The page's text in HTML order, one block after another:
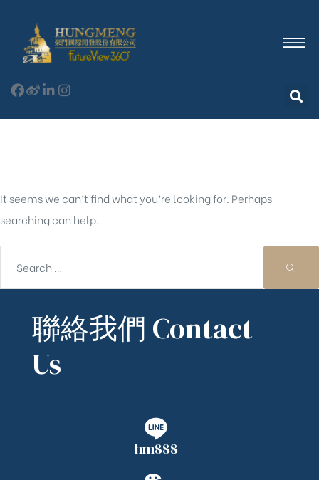
It seems we can’t find what you’re looking for. Perhaps
searching can help.
聯絡我們 Contact
Us
hm888